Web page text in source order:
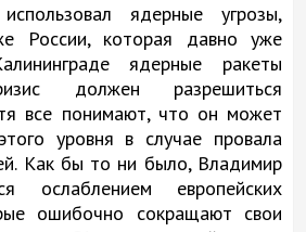
ядерные угрозы,
России, которая давно уже
ядерные ракеты
должен разрешиться
все понимают, что он может
уровня в случае провала
Как бы то ни было, Владимир
ослаблением европейских
ошибочно сокращают свои